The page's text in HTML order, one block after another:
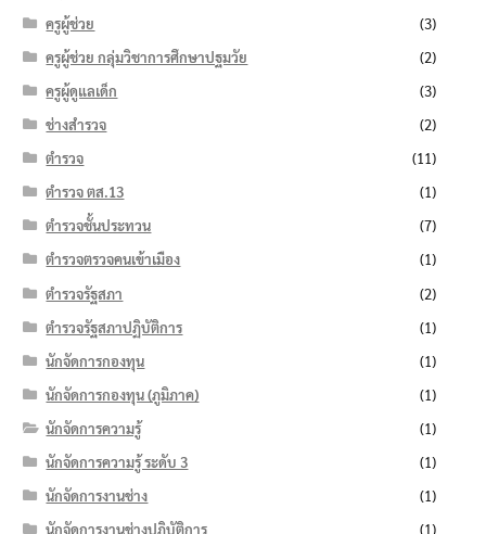
ครูผู้ช่วย
(3)
ครูผู้ช่วย กลุ่มวิชาการศึกษาปฐมวัย
(2)
ครูผู้ดูแลเด็ก
(3)
ช่างสำรวจ
(2)
ตำรวจ
(11)
ตำรวจ ตส.13
(1)
ตำรวจชั้นประทวน
(7)
ตำรวจตรวจคนเข้าเมือง
(1)
ตำรวจรัฐสภา
(2)
ตำรวจรัฐสภาปฏิบัติการ
(1)
นักจัดการกองทุน
(1)
นักจัดการกองทุน (ภูมิภาค)
(1)
นักจัดการความรู้
(1)
นักจัดการความรู้ ระดับ 3
(1)
นักจัดการงานช่าง
(1)
นักจัดการงานช่างปฏิบัติการ
(1)